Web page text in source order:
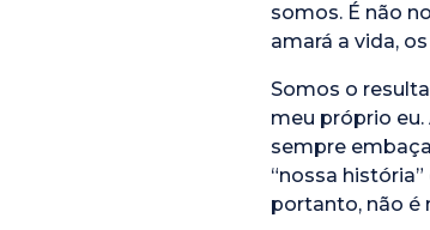
somos. É não
amará a vida,
Somos o
meu próprio
sempre
“nossa
portanto, não é